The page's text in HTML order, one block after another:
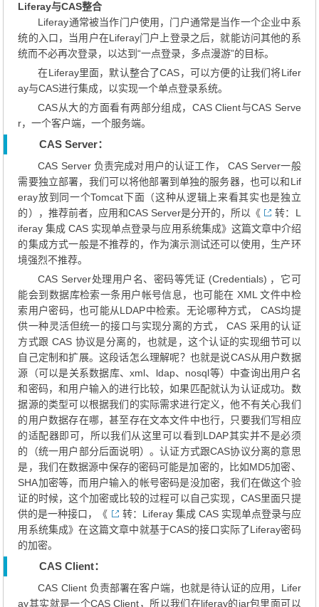
Liferay与CAS整合
Liferay通常被当作门户使用，门户通常是当作一个企业中系
统的入口，当用户在Liferay门户上登录之后，就能访问其他的系
统而不必再次登录，以达到“一点登录，多点漫游”的目标。
在Liferay里面，默认整合了CAS，可以方便的让我们将Lifer
ay与CAS进行集成，以实现一个单点登录系统。
CAS从大的方面看有两部分组成，CAS Client与CAS Serve
r，一个客户端，一个服务端。
CAS Server：
CAS Server 负责完成对用户的认证工作， CAS Server一般
需要独立部署，我们可以将他部署到单独的服务器，也可以和Lif
eray放到同一个Tomcat下面（这种从逻辑上来看其实也是独立
的），推荐前者，应用和CAS Server是分开的，所以《
转：L
iferay 集成 CAS 实现单点登录与应用系统集成》这篇文章中介绍
的集成方式一般是不推荐的，作为演示测试还可以使用，生产环
境强烈不推荐。
CAS Server处理用户名、密码等凭证 (Credentials) ，它可
能会到数据库检索一条用户帐号信息，也可能在 XML 文件中检
索用户密码，也可能从LDAP中检索。无论哪种方式， CAS均提
供一种灵活但统一的接口与实现分离的方式， CAS 采用的认证
方式跟 CAS 协议是分离的，也就是，这个认证的实现细节可以
自己定制和扩展。这段话怎么理解呢？也就是说CAS从用户数据
源（可以是关系数据库、xml、ldap、nosql等）中查询出用户名
和密码，和用户输入的进行比较，如果匹配就认为认证成功。数
据源的类型可以根据我们的实际需求进行定义，他不有关心我们
的用户数据存在哪，甚至存在文本文件中也行，只要我们写相应
的适配器即可，所以我们从这里可以看到LDAP其实并不是必须
的（统一用户部分后面说明）。认证方式跟CAS协议分离的意思
是，我们在数据源中保存的密码可能是加密的，比如MD5加密、
SHA加密等，而用户输入的帐号密码是没加密，我们在做这个验
证的时候，这个加密或比较的过程可以自己实现，CAS里面只提
供的是一种接口，《
转：Liferay 集成 CAS 实现单点登录与应
用系统集成》在这篇文章中就基于CAS的接口实际了Liferay密码
的加密。
CAS Client：
CAS Client 负责部署在客户端，也就是待认证的应用，Lifer
ay其实就是一个CAS Client，所以我们在liferay的jar包里面可以